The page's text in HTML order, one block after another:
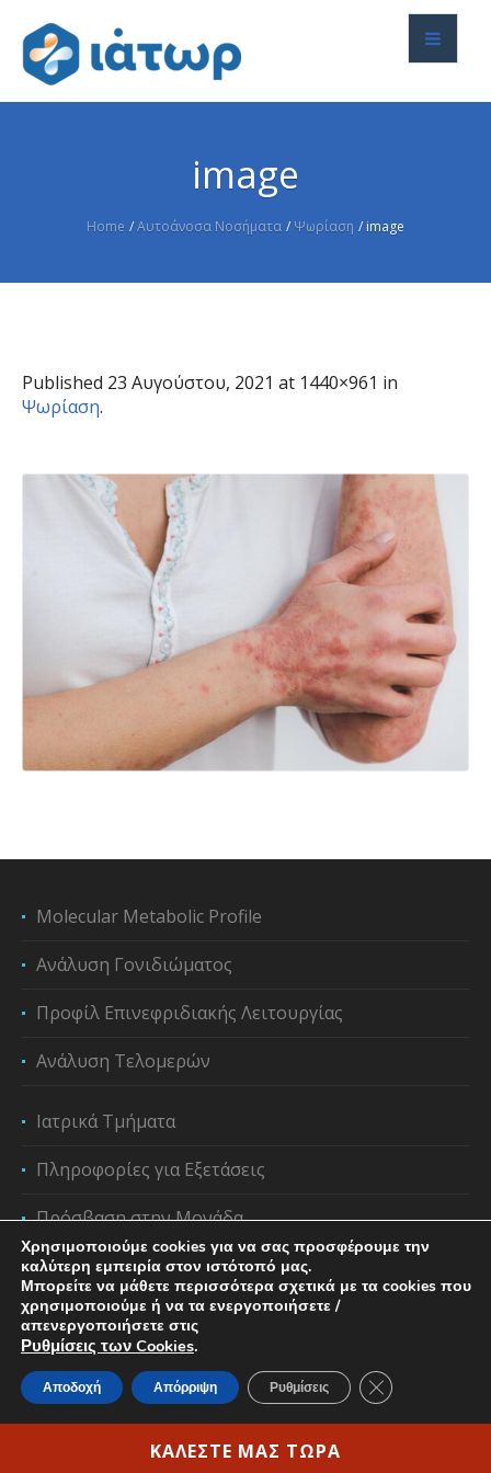
image
Home /Αυτοάνοσα Νοσήματα / Ψωρίαση / image
Published 23 Αυγούστου, 2021 at 1440×961 in
Ψωρίαση.
Molecular Metabolic Profile
Ανάλυση Γονιδιώματος
Προφίλ Επινεφριδιακής Λειτουργίας
Ανάλυση Τελομερών
Ιατρικά Τμήματα
Πληροφορίες για Εξετάσεις
Πρόσβαση στην Μονάδα
Privacy Policy & Cookie Regulation/ Copyright ©2023
Ιάτωρ | All rights reserved|
ΚΑΛΕΣΤΕ ΜΑΣ ΤΩΡΑ
Χρησιμοποιούμε cookies για να σας προσφέρουμε την
καλύτερη εμπειρία στον ιστότοπό μας.
Μπορείτε να μάθετε περισσότερα σχετικά με τα cookies που
χρησιμοποιούμε ή να τα ενεργοποιήσετε /
απενεργοποιήσετε στις
Ρυθμίσεις των Cookies.
Αποδοχή Απόρριψη Ρυθμίσεις Κλείσιμο του